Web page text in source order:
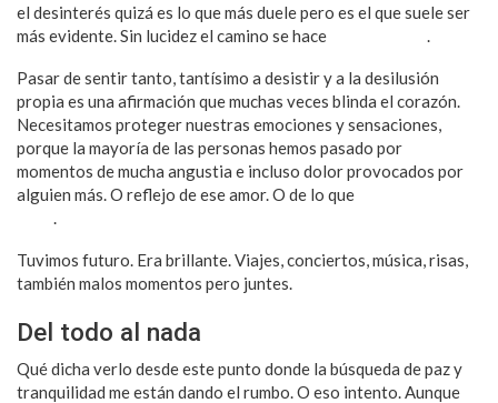
el desinterés quizá es lo que más duele pero es el que suele ser
más evidente. Sin lucidez el camino se hace
Pasar de sentir tanto, tantísimo a desistir y a la desilusión
propia es una afirmación que muchas veces blinda el corazón.
Necesitamos proteger nuestras emociones y sensaciones,
porque la mayoría de las personas hemos pasado por
momentos de mucha angustia e incluso dolor provocados por
alguien más. O reflejo de ese amor. O de lo que
Tuvimos futuro. Era brillante. Viajes, conciertos, música, risas,
también malos momentos pero juntes.
Del todo al nada
Qué dicha verlo desde este punto donde la búsqueda de paz y
tranquilidad me están dando el rumbo. O eso intento. Aunque